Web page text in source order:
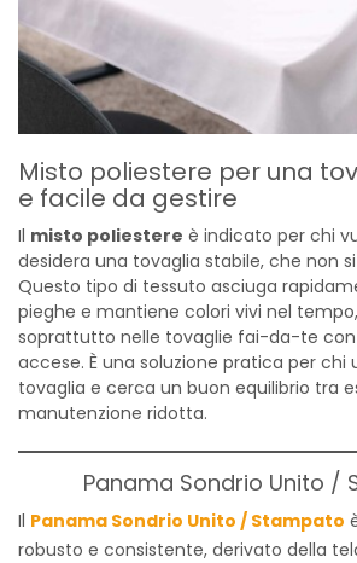
Misto poliestere per una
e facile da gestire
Il misto poliestere è indicato per chi
desidera una tovaglia stabile, che non
Questo tipo di tessuto asciuga
pieghe e mantiene colori vivi nel
soprattutto nelle tovaglie fai-da-te
accese. È una soluzione pratica per chi
tovaglia e cerca un buon equilibrio tra
manutenzione ridotta.
Panama Sondrio Unito /
Il Panama Sondrio Unito / Stampato
robusto e consistente, derivato della